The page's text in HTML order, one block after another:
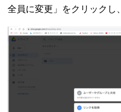
全員に変更」をクリックし、